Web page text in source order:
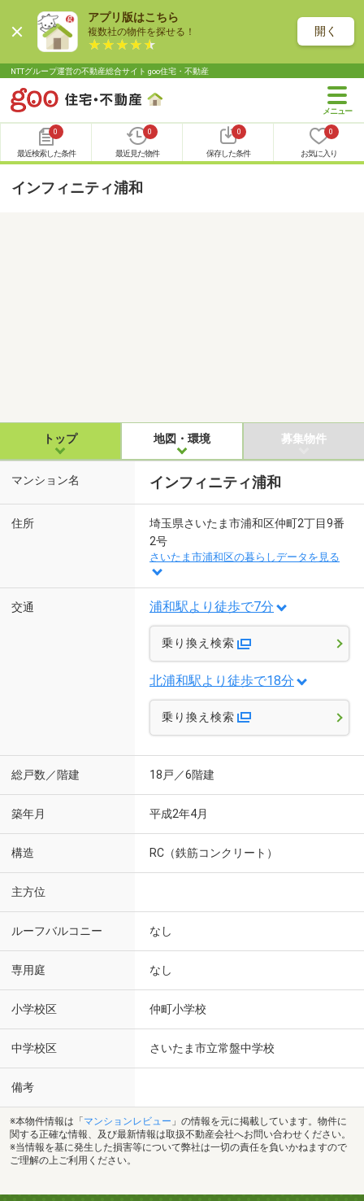
アプリ版はこちら
複数社の物件を探せる！ 開く
NTTグループ運営の不動産総合サイト goo住宅・不動産
0
最近検索した条件
0
最近見た物件
0
保存した条件
0
お気に入り
インフィニティ浦和
トップ 地図・環境 募集物件
マンション名 インフィニティ浦和
住所
埼玉県さいたま市浦和区仲町2丁目9番
2号
さいたま市浦和区の暮らしデータを見る
交通 浦和駅より徒歩で7分
乗り換え検索
北浦和駅より徒歩で18分
乗り換え検索
総戸数／階建 18戸／6階建
築年月 平成2年4月
構造 RC（鉄筋コンクリート）
主方位
ルーフバルコニー なし
専用庭 なし
小学校区 仲町小学校
中学校区 さいたま市立常盤中学校
備考
※本物件情報は「 マンションレビュー 」の情報を元に掲載しています。物件に
関する正確な情報、及び最新情報は取扱不動産会社へお問い合わせください。
※当情報を基に発生した損害等について弊社は一切の責任を負いかねますので
ご理解の上ご利用ください。